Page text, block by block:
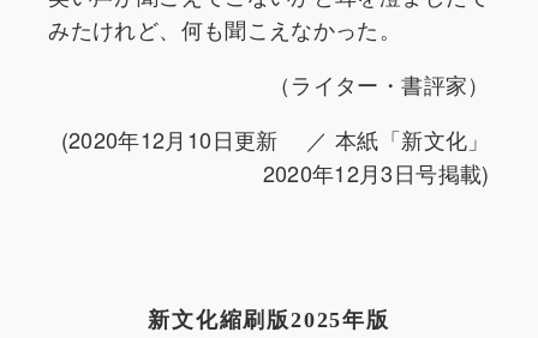
みたけれど、何も聞こえなかった。
（ライター・書評家）
(2020年12月10日更新 ／ 本紙「新文化」
2020年12月3日号掲載)
新文化縮刷版2025年版